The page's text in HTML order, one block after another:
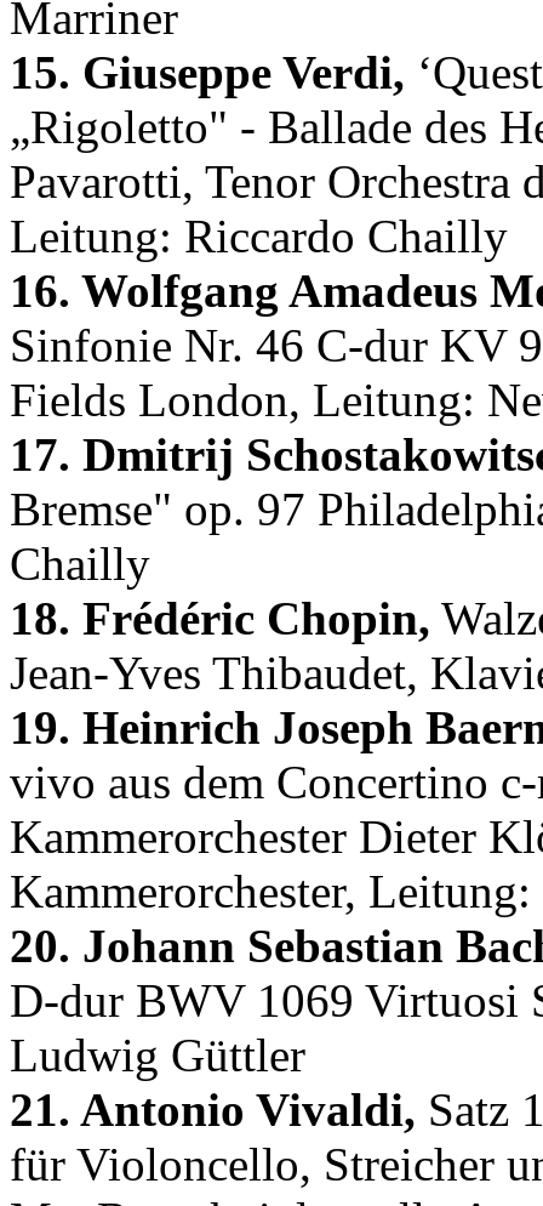
Marriner
15. Giuseppe Verdi,
„Rigoletto" - Ballade des
Pavarotti, Tenor Orchestra
Leitung: Riccardo Chailly
16. Wolfgang Amadeus
Sinfonie Nr. 46 C-dur KV
Fields London, Leitung:
17. Dmitrij
Bremse" op. 97
Chailly
18. Frédéric Chopin,
Jean-Yves Thibaudet,
19. Heinrich Joseph
vivo aus dem Concertino
Kammerorchester Dieter
Kammerorchester,
20. Johann Sebastian
D-dur BWV 1069 Virtuosi
Ludwig Güttler
21. Antonio Vivaldi, Satz
für Violoncello, Streicher